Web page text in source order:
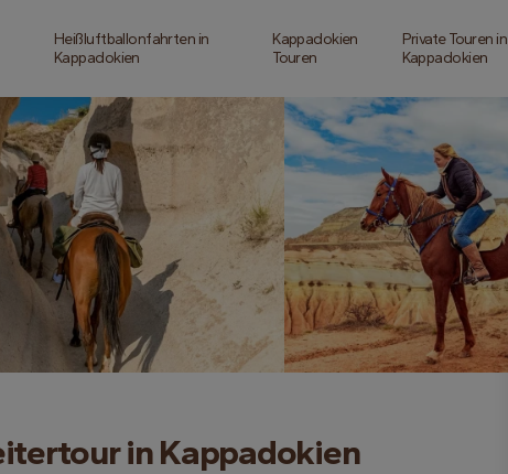
Heißluftballonfahrten in
Kappadokien
Kappadokien
Touren
Private Touren in
Kappadokien
in Kappadokien